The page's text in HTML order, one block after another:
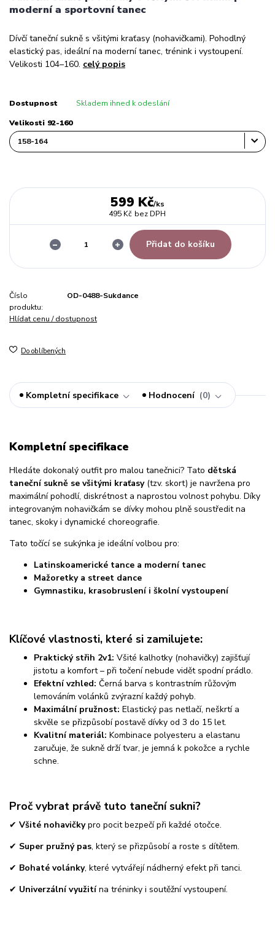
moderní a sportovní tanec
Dívčí taneční sukně s všitými kraťasy (nohavičkami). Pohodlný
elastický pas, ideální na moderní tanec, trénink i vystoupení.
Velikosti 104–160. celý popis
Dostupnost Skladem ihned k odeslání
Velikosti 92-160
599 Kč/ks
495 Kč bez DPH
Přidat do košíku
Číslo
produktu:
OD-0488-Sukdance
Hlídat cenu / dostupnost
Do oblíbených
Kompletní specifikace Hodnocení 0
Kompletní specifikace
Hledáte dokonalý outfit pro malou tanečnici? Tato dětská
taneční sukně se všitými kraťasy(tzv. skort) je navržena pro
maximální pohodlí, diskrétnost a naprostou volnost pohybu. Díky
integrovaným nohavičkám se dívky mohou plně soustředit na
tanec, skoky i dynamické choreografie.
Tato točící se sukýnka je ideální volbou pro:
Latinskoamerické tance a moderní tanec
Mažoretky a street dance
Gymnastiku, krasobruslení i školní vystoupení
Klíčové vlastnosti, které si zamilujete:
Praktický střih 2v1: Všité kalhotky (nohavičky) zajišťují
jistotu a komfort – při točení nebude vidět spodní prádlo.
Efektní vzhled: Černá barva s kontrastním růžovým
lemováním volánků zvýrazní každý pohyb.
Maximální pružnost: Elastický pas netlačí, neškrtí a
skvěle se přizpůsobí postavě dívky od 3 do 15 let.
Kvalitní materiál: Kombinace polyesteru a elastanu
zaručuje, že sukně drží tvar, je jemná k pokožce a rychle
schne.
Proč vybrat právě tuto taneční sukni?
✔ Všité nohavičkypro pocit bezpečí při každé otočce.
✔ Super pružný pas, který se přizpůsobí a roste s dítětem.
✔ Bohaté volánky, které vytvářejí nádherný efekt při tanci.
✔ Univerzální využitína tréninky i soutěžní vystoupení.